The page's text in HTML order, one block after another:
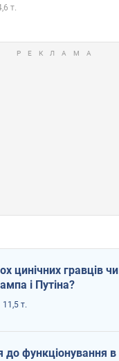
т.
цинічних гравців чи
і Путіна?
11,5 т.
до функціонування в